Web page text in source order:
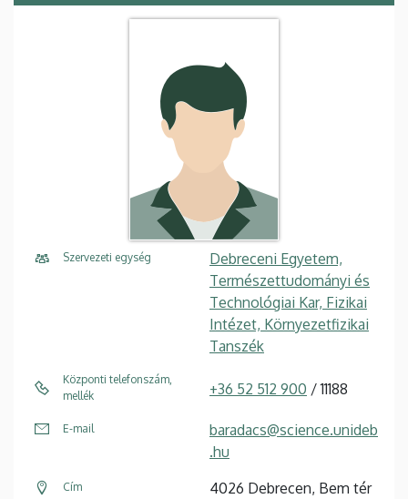
Szervezeti egység
Debreceni Egyetem,
Természettudományi és
Technológiai Kar, Fizikai
Intézet, Környezetfizikai
Tanszék
Központi telefonszám,
mellék
+36 52 512 900 / 11188
E-mail
baradacs@science.unideb
.hu
Cím
4026 Debrecen, Bem tér